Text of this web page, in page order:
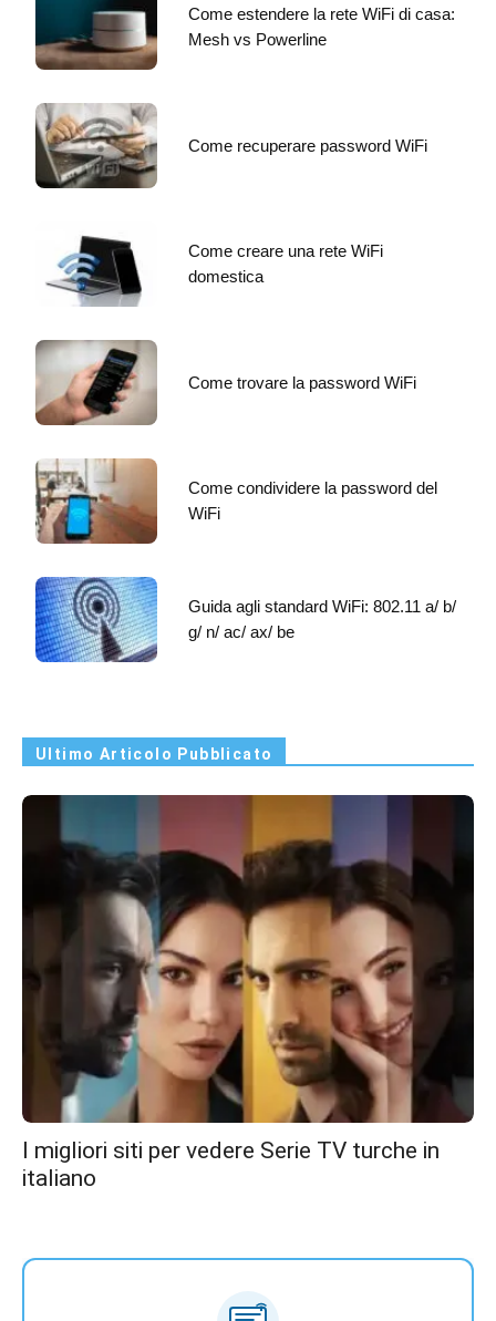
Come estendere la rete WiFi di casa:
Mesh vs Powerline
Come recuperare password WiFi
Come creare una rete WiFi
domestica
Come trovare la password WiFi
Come condividere la password del
WiFi
Guida agli standard WiFi: 802.11 a/ b/
g/ n/ ac/ ax/ be
Ultimo Articolo Pubblicato
I migliori siti per vedere Serie TV turche in
italiano